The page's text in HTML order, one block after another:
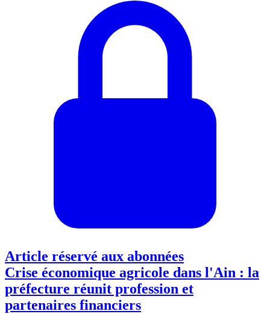
Article réservé aux abonnées
Crise économique agricole dans l'Ain : la
préfecture réunit profession et
partenaires financiers